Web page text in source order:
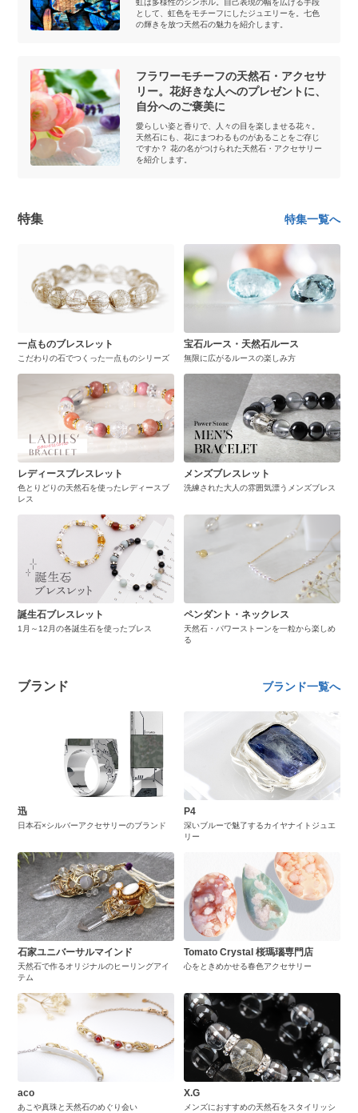
虹は多様性のシンボル。自己表現の幅を広げる手段
として、虹色をモチーフにしたジュエリーを。七色
の輝きを放つ天然石の魅力を紹介します。
フラワーモチーフの天然石・アクセサ
リー。花好きな人へのプレゼントに、
自分へのご褒美に
愛らしい姿と香りで、人々の目を楽しませる花々。
天然石にも、花にまつわるものがあることをご存じ
ですか？ 花の名がつけられた天然石・アクセサリー
を紹介します。
特集 特集一覧へ
一点ものブレスレット
こだわりの石でつくった一点ものシリーズ
宝石ルース・天然石ルース
無限に広がるルースの楽しみ方
レディースブレスレット
色とりどりの天然石を使ったレディースブ
レス
メンズブレスレット
洗練された大人の雰囲気漂うメンズブレス
誕生石ブレスレット
1月～12月の各誕生石を使ったブレス
ペンダント・ネックレス
天然石・パワーストーンを一粒から楽しめ
る
ブランド ブランド一覧へ
迅
日本石×シルバーアクセサリーのブランド
P4
深いブルーで魅了するカイヤナイトジュエ
リー
石家ユニバーサルマインド
天然石で作るオリジナルのヒーリングアイ
テム
Tomato Crystal 桜瑪瑙専門店
心をときめかせる春色アクセサリー
aco
あこや真珠と天然石のめぐり会い
X.G
メンズにおすすめの天然石をスタイリッシ